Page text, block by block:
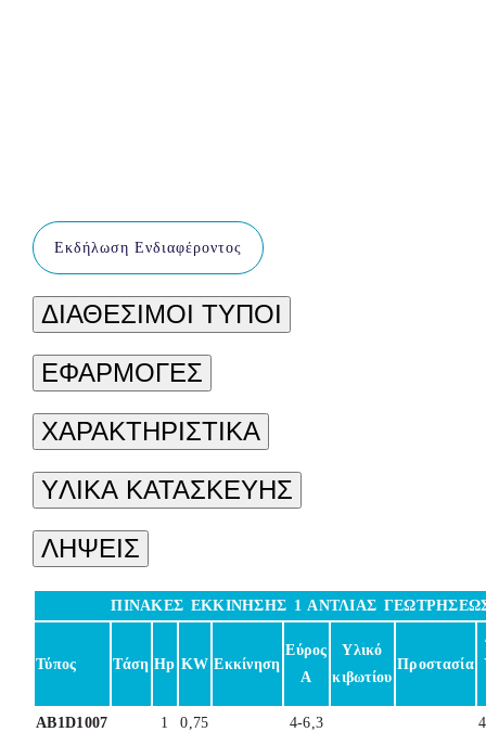
Εκδήλωση Ενδιαφέροντος
ΔΙΑΘΕΣΙΜΟΙ ΤΥΠΟΙ
ΕΦΑΡΜΟΓΕΣ
ΧΑΡΑΚΤΗΡΙΣΤΙΚΑ
YΛΙΚΑ ΚΑΤΑΣΚΕΥΗΣ
ΛΗΨΕΙΣ
ΠΙΝΑΚΕΣ ΕΚΚΙΝΗΣΗΣ 1 ΑΝΤΛΙΑΣ
Τύπος Τάση Hp KW Εκκίνηση
Εύρος
Α
Υλικό
κιβωτίου
Προστασία
ΑB1D1007 1 0,75 4-6,3